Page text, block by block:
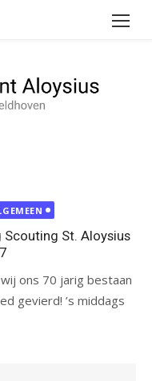
St. Aloysius
ons 70 jarig bestaan
gevierd! ’s middags